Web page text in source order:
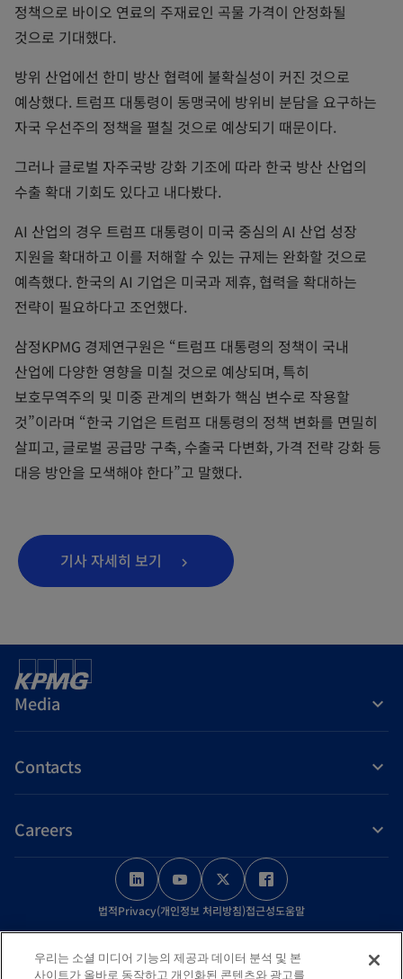
정책으로 바이오 연료의 주재료인 곡물 가격이 안정화될
것으로 기대했다.
방위 산업에선 한미 방산 협력에 불확실성이 커진 것으로
예상했다. 트럼프 대통령이 동맹국에 방위비 분담을 요구하는
자국 우선주의 정책을 펼칠 것으로 예상되기 때문이다.
그러나 글로벌 자주국방 강화 기조에 따라 한국 방산 산업의
수출 확대 기회도 있다고 내다봤다.
AI 산업의 경우 트럼프 대통령이 미국 중심의 AI 산업 성장
지원을 확대하고 이를 저해할 수 있는 규제는 완화할 것으로
예측했다. 한국의 AI 기업은 미국과 제휴, 협력을 확대하는
전략이 필요하다고 조언했다.
삼정KPMG 경제연구원은 “트럼프 대통령의 정책이 국내
산업에 다양한 영향을 미칠 것으로 예상되며, 특히
보호무역주의 및 미중 관계의 변화가 핵심 변수로 작용할
것”이라며 “한국 기업은 트럼프 대통령의 정책 변화를 면밀히
살피고, 글로벌 공급망 구축, 수출국 다변화, 가격 전략 강화 등
대응 방안을 모색해야 한다”고 말했다.
기사 자세히 보기
p
a
a
b
Media
Contacts
Careers
o
p
e
s
o
p
e
s
o
p
e
s
o
e
s
법적Privacy(개인정보 처리방침)접근성도움말
© 2026 KPMG Samjong Accounting Corp., a Korea Limited Liability
Company and a member firm of the KPMG global organization of
우리는 소셜 미디어 기능의 제공과 데이터 분석 및 본
사이트가 올바로 동작하고 개인화된 콘텐츠와 광고를